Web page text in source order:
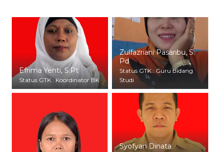
Efrima Yenti, S.Pt
Status GTK : Koordinator BK
Zulfazriani Pasaribu, S.
Pd
Status GTK : Guru Bidang
Studi
Syofyan Dinata